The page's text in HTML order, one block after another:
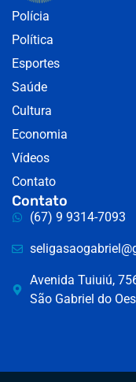
Polícia
Política
Esportes
Saúde
Cultura
Economia
Vídeos
Contato
Contato
(67) 9 9314-7093
Avenida Tuiuiú,
São Gabriel do